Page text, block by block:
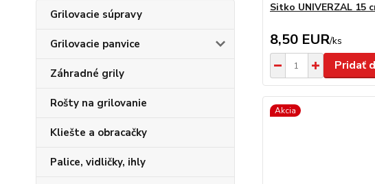
Grilovacie súpravy
Grilovacie panvice
Záhradné grily
Rošty na grilovanie
Kliešte a obracačky
Palice, vidličky, ihly
Sitko UNIVERZAL 15
8,50 EUR/ks
Pridať
Akcia